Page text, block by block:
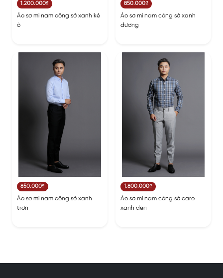
1.200.000₫
Áo sơ mi nam công sở xanh kẻ
ô
850.000₫
Áo sơ mi nam công sở xanh
dương
850.000₫
Áo sơ mi nam công sở xanh
trơn
1.800.000₫
Áo sơ mi nam công sở caro
xanh đen